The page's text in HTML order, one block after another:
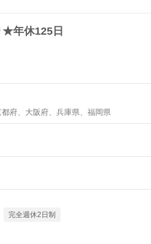
★年休125日
府、大阪府、兵庫県、福岡県
完全週休2日制